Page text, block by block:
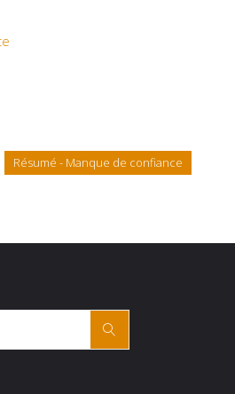
Résumé - Manque de confiance